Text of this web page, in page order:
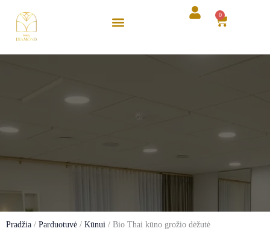
turinio
0
Cart
Pradžia / Parduotuvė / Kūnui / Bio Thai kūno grožio dėžutė